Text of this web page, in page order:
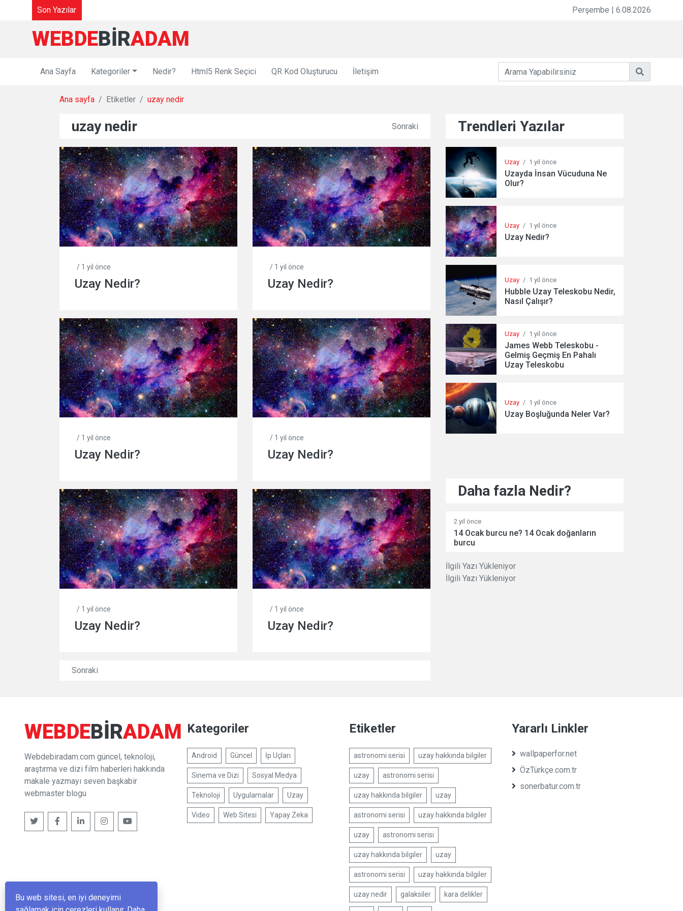
Son Yazılar Perşembe | 6.08.2026
WEBDEBIRADAM
Ana Sayfa Kategoriler Nedir? Html5 Renk Seçici QR Kod Oluşturucu İletişim
Ana sayfa Etiketler uzay nedir
uzay nedir Sonraki
/ 1 yil önce
Uzay Nedir?
/ 1 yil önce
Uzay Nedir?
/ 1 yil önce
Uzay Nedir?
/ 1 yil önce
Uzay Nedir?
/ 1 yil önce
Uzay Nedir?
/ 1 yil önce
Uzay Nedir?
Sonraki
Trendleri Yazılar
Uzay / 1 yil önce
Uzayda İnsan Vücuduna Ne
Olur?
Uzay / 1 yil önce
Uzay Nedir?
Uzay / 1 yil önce
Hubble Uzay Teleskobu Nedir,
Nasıl Çalışır?
Uzay / 1 yil önce
James Webb Teleskobu -
Gelmiş Geçmiş En Pahalı
Uzay Teleskobu
Uzay / 1 yil önce
Uzay Boşluğunda Neler Var?
Daha fazla Nedir?
2 yil önce
14 Ocak burcu ne? 14 Ocak doğanların
burcu
İlgili Yazı Yükleniyor
İlgili Yazı Yükleniyor
WEBDEBIRADAM
Webdebiradam.com güncel, teknoloji,
araştırma ve dizi film haberleri hakkında
makale yazmayı seven başkabir
webmaster blogu
Kategoriler
Android Güncel İp Uçları
Sinema ve Dizi Sosyal Medya
Teknoloji Uygulamalar Uzay
Video Web Sitesi Yapay Zeka
Etiketler
astronomi serisi uzay hakkında bilgiler
uzay astronomi serisi
uzay hakkında bilgiler uzay
astronomi serisi uzay hakkında bilgiler
uzay astronomi serisi
uzay hakkında bilgiler uzay
astronomi serisi uzay hakkında bilgiler
uzay nedir galaksiler kara delikler
Yararlı Linkler
wallpaperfor.net
ÖzTürkçe.com.tr
sonerbatur.com.tr
Bu web sitesi, en iyi deneyimi